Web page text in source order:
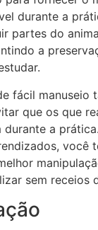
durante a
partes do
a
fácil manuseio
que os que
durante a
você
sem receios